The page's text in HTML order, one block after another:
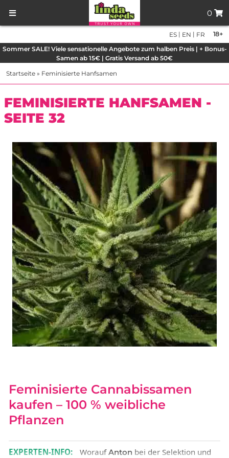
0
18+
ES | EN | FR
Sommer SALE! Viele sensationelle Angebote zum halben Preis | + Bonus-
Samen ab 15€ | Gratis Versand ab 50€
Startseite » Feminisierte Hanfsamen
FEMINISIERTE HANFSAMEN -
SEITE 32
Feminisierte Cannabissamen
kaufen – 100 % weibliche
Pflanzen
EXPERTEN-INFO: WoraufAnton bei der Selektion und